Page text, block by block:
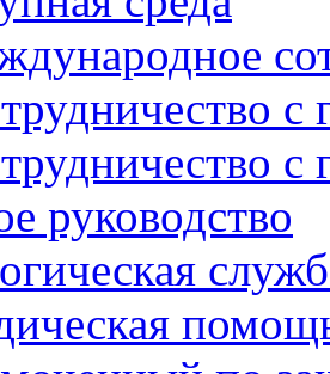
с
руководство